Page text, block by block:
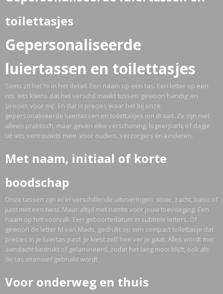
toilettasjes
Gepersonaliseerde
luiertassen en toilettasjes
Soms zit het ‘m in het detail. Een naam op een tas. Een letter op een
rits. Iets kleins dat het verschil maakt tussen ‘gewoon handig’ en
‘precies voor mij’. En dat is precies waar het bij onze
gepersonaliseerde luiertassen en toilettasjes om draait. Ze zijn niet
alleen praktisch, maar geven elke verschoning, logeerpartij of dagje
uit iets vertrouwds mee. Voor ouders, verzorgers én kinderen.
Met naam, initiaal of korte
boodschap
Onze tassen zijn er in verschillende uitvoeringen: stoer, zacht, basic of
juist met een twist. Maar altijd met ruimte voor jouw toevoeging. Een
naam op het voorvak. Een geboortedatum in subtiele letters. Of
gewoon de letter M van Mads, gedrukt op een compact toilettasje dat
precies in je luiertas past. Je kiest zelf hoe ver je gaat. Alles wordt met
aandacht bedrukt of gelamineerd, zodat het lang mooi blijft, ook als
de tas intensief gebruikt wordt.
Voor onderweg en thuis